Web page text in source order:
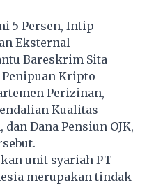
5 Persen, Intip
Eksternal
Bareskrim Sita
Kripto
Perizinan,
Kualitas
Dana Pensiun OJK,
unit syariah PT
merupakan tindak